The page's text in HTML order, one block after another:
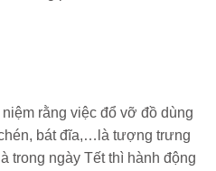
rằng việc đổ vỡ đồ dùng
bát đĩa,…là tượng trưng
trong ngày Tết thì hành động